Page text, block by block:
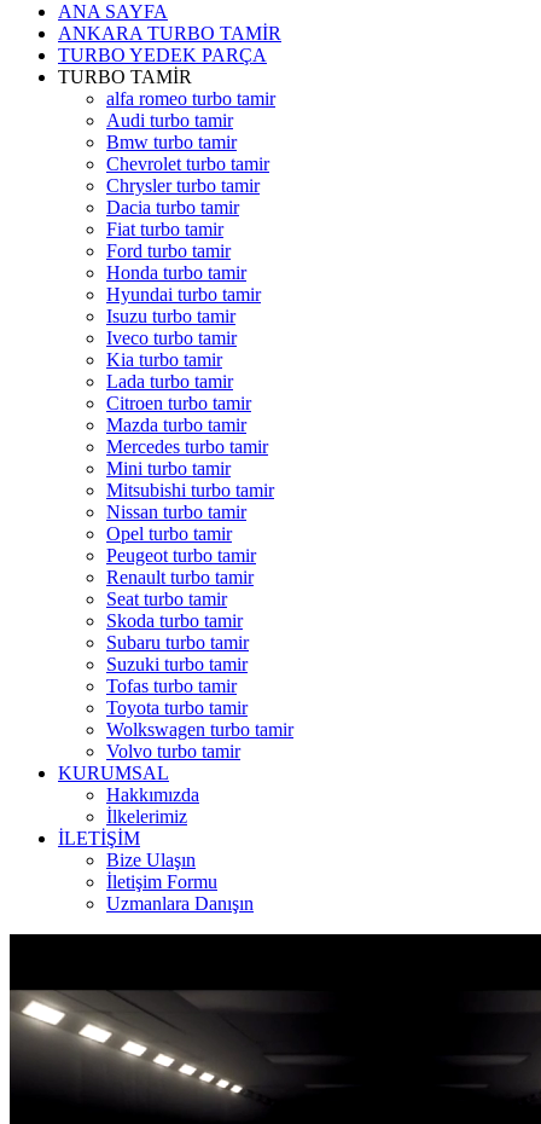
ANA SAYFA
ANKARA TURBO TAMİR
TURBO YEDEK PARÇA
TURBO TAMİR
alfa romeo turbo tamir
Audi turbo tamir
Bmw turbo tamir
Chevrolet turbo tamir
Chrysler turbo tamir
Dacia turbo tamir
Fiat turbo tamir
Ford turbo tamir
Honda turbo tamir
Hyundai turbo tamir
Isuzu turbo tamir
Iveco turbo tamir
Kia turbo tamir
Lada turbo tamir
Citroen turbo tamir
Mazda turbo tamir
Mercedes turbo tamir
Mini turbo tamir
Mitsubishi turbo tamir
Nissan turbo tamir
Opel turbo tamir
Peugeot turbo tamir
Renault turbo tamir
Seat turbo tamir
Skoda turbo tamir
Subaru turbo tamir
Suzuki turbo tamir
Tofas turbo tamir
Toyota turbo tamir
Wolkswagen turbo tamir
Volvo turbo tamir
KURUMSAL
Hakkımızda
İlkelerimiz
İLETİŞİM
Bize Ulaşın
İletişim Formu
Uzmanlara Danışın